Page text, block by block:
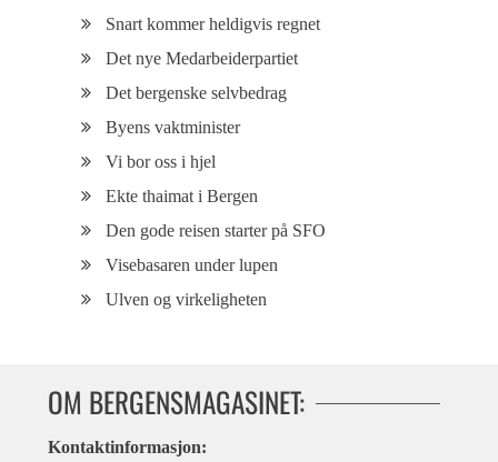
Snart kommer heldigvis regnet
Det nye Medarbeiderpartiet
Det bergenske selvbedrag
Byens vaktminister
Vi bor oss i hjel
Ekte thaimat i Bergen
Den gode reisen starter på SFO
Visebasaren under lupen
Ulven og virkeligheten
OM BERGENSMAGASINET:
Kontaktinformasjon: